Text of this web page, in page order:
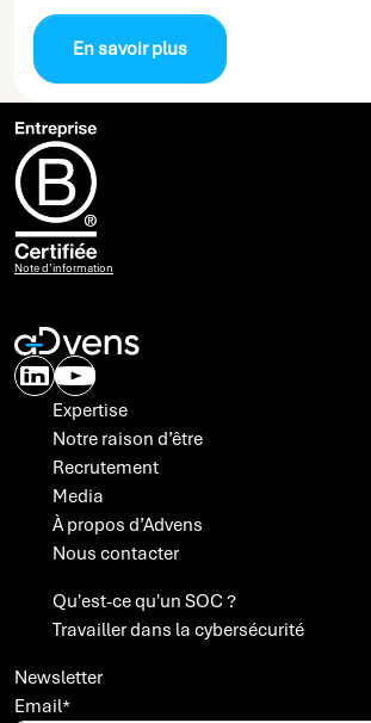
des cookies
votre accord, Advens utilise des cookies ou
pour optimiser les campagnes publicitaires que
sur des sites tiers (comme Facebook et
pour suivre nos audiences (Matomo).
En savoir plus
Note d’information
Expertise
Notre raison d’être
Recrutement
Media
À propos d’Advens
Nous contacter
Qu'est-ce qu'un SOC ?
Travailler dans la cybersécurité
Newsletter
Email*